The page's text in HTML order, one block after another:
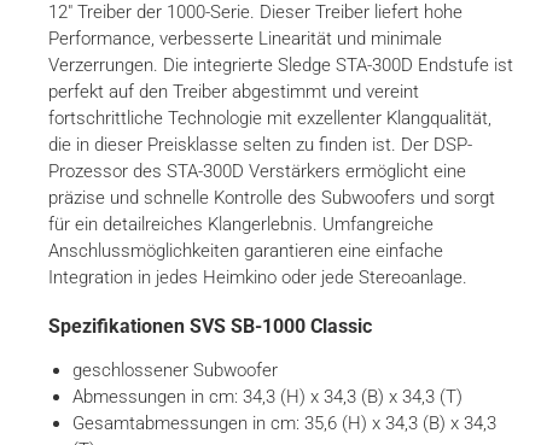
12″ Treiber der 1000-Serie. Dieser Treiber liefert hohe
Performance, verbesserte Linearität und minimale
Verzerrungen. Die integrierte Sledge STA-300D Endstufe ist
perfekt auf den Treiber abgestimmt und vereint
fortschrittliche Technologie mit exzellenter Klangqualität,
die in dieser Preisklasse selten zu finden ist. Der DSP-
Prozessor des STA-300D Verstärkers ermöglicht eine
präzise und schnelle Kontrolle des Subwoofers und sorgt
für ein detailreiches Klangerlebnis. Umfangreiche
Anschlussmöglichkeiten garantieren eine einfache
Integration in jedes Heimkino oder jede Stereoanlage.
Spezifikationen SVS SB-1000 Classic
geschlossener Subwoofer
Abmessungen in cm: 34,3 (H) x 34,3 (B) x 34,3 (T)
Gesamtabmessungen in cm: 35,6 (H) x 34,3 (B) x 34,3